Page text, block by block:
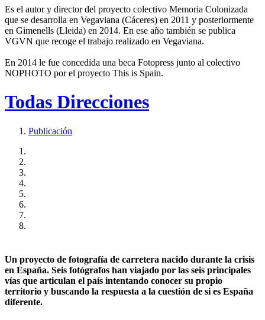
Es el autor y director del proyecto colectivo Memoria Colonizada
que se desarrolla en Vegaviana (Cáceres) en 2011 y posteriormente
en Gimenells (Lleida) en 2014. En ese año también se publica
VGVN que recoge el trabajo realizado en Vegaviana.
En 2014 le fue concedida una beca Fotopress junto al colectivo
NOPHOTO por el proyecto This is Spain.
Todas Direcciones
Publicación
Un proyecto de fotografía de carretera nacido durante la crisis
en España. Seis fotógrafos han viajado por las seis principales
vías que articulan el país intentando conocer su propio
territorio y buscando la respuesta a la cuestión de si es España
diferente.